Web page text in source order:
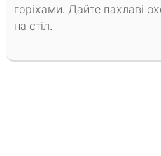
горіхами. Дайте пахлаві
на стіл.